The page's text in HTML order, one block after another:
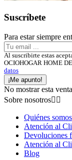
Suscríbete
Para estar siempre
Al suscribirte estas
OCIOHOGAR HOME
datos
¡Me apunto!
No mostrar esta
Sobre nosotros 
Quiénes somos
Atención al
Devoluciones
Atención al
Blog